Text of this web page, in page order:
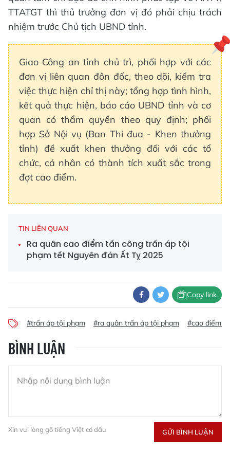
TTATGT thì thủ trưởng đơn vị đó phải chịu trách
nhiệm trước Chủ tịch UBND tỉnh.
Giao Công an tỉnh chủ trì, phối hợp với các
đơn vị liên quan đôn đốc, theo dõi, kiểm tra
việc thực hiện chỉ thị này; tổng hợp tình hình,
kết quả thực hiện, báo cáo UBND tỉnh và cơ
quan có thẩm quyền theo quy định; phối
hợp Sở Nội vụ (Ban Thi đua - Khen thưởng
tỉnh) đề xuất khen thưởng đối với các tổ
chức, cá nhân có thành tích xuất sắc trong
đợt cao điểm.
TIN LIÊN QUAN
Ra quân cao điểm tấn công trấn áp tội
phạm tết Nguyên đán Ất Tỵ 2025
Copy link
#trấn áp tội phạm #ra quân trấn áp tội phạm #cao điểm
BÌNH LUẬN
Xin vui lòng gõ tiếng Việt có dấu GỬI BÌNH LUẬN